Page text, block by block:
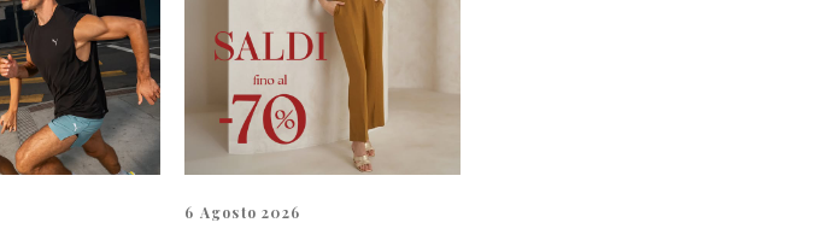
6 Agosto 2026